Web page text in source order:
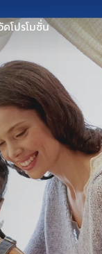
ดโปรโมชั่น